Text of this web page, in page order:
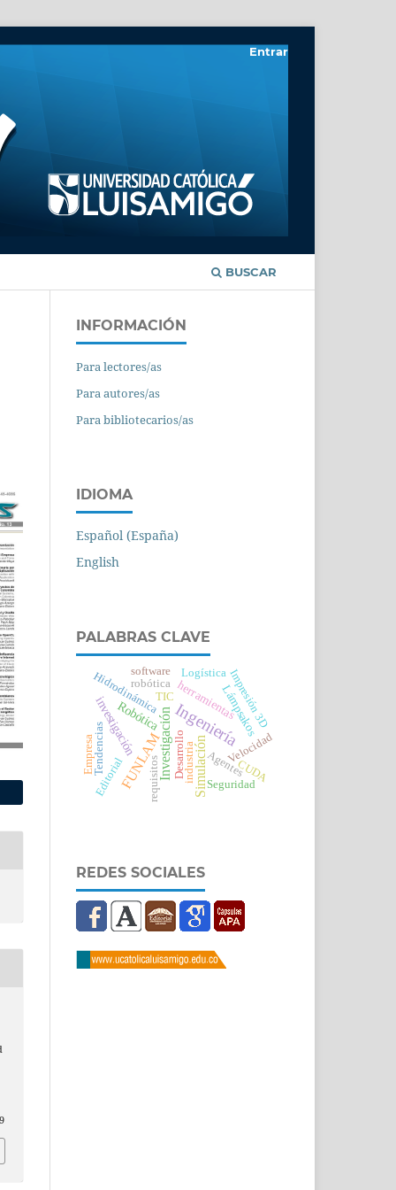
BUSCAR
Entrar
INFORMACIÓN
Para lectores/as
Para autores/as
Para bibliotecarios/as
IDIOMA
Español (España)
English
PALABRAS CLAVE
Ingeniería
Investigación Simulación
FUNLAM
Robótica
investigación herramientasLámpsakos
Impresión 3D
Agentes
Desarrollo
Hidrodinámica
robótica
Velocidad
CUDA
industria
Editorial
Tendencias
TIC
Empresa
Logística
requisitos
software
Seguridad
REDES SOCIALES